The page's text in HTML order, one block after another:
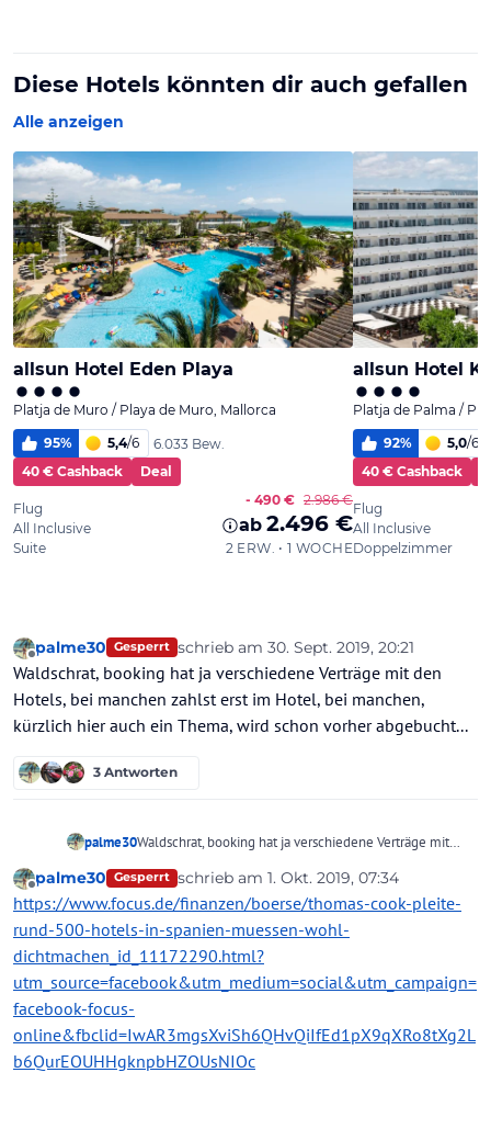
Offline
palme30 Gesperrt schrieb am 30. Sept. 2019, 20:21
zuletzt editiert von
Waldschrat, booking hat ja verschiedene Verträge mit den
Hotels, bei manchen zahlst erst im Hotel, bei manchen,
kürzlich hier auch ein Thema, wird schon vorher abgebucht...
3 Antworten
palme30Waldschrat, booking hat ja verschiedene Verträge mit
manchen, kürzlich hier auch ein Thema, wird schon
vorher abgebucht...
Offline
palme30 Gesperrt schrieb am 1. Okt. 2019, 07:34
zuletzt editiert von
https://www.focus.de/finanzen/boerse/thomas-cook-pleite-
rund-500-hotels-in-spanien-muessen-wohl-
dichtmachen_id_11172290.html?
utm_source=facebook&utm_medium=social&utm_campaign=
facebook-focus-
online&fbclid=IwAR3mgsXviSh6QHvQiIfEd1pX9qXRo8tXg2L
b6QurEOUHHgknpbHZOUsNIOc